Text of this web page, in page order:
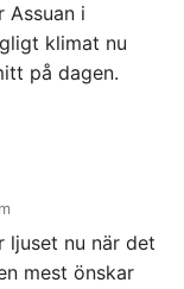
Assuan i
klimat nu
på dagen.
ljuset nu när det
mest önskar